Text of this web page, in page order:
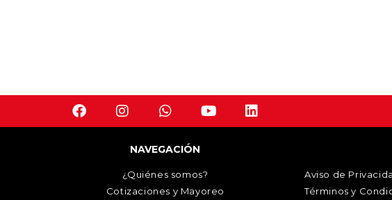
NAVEGACIÓN
¿Quiénes somos?
Cotizaciones y Mayoreo
Aviso de
Términos y